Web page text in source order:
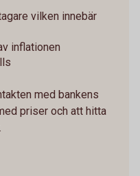
vilken innebär
inflationen
med bankens
priser och att hitta